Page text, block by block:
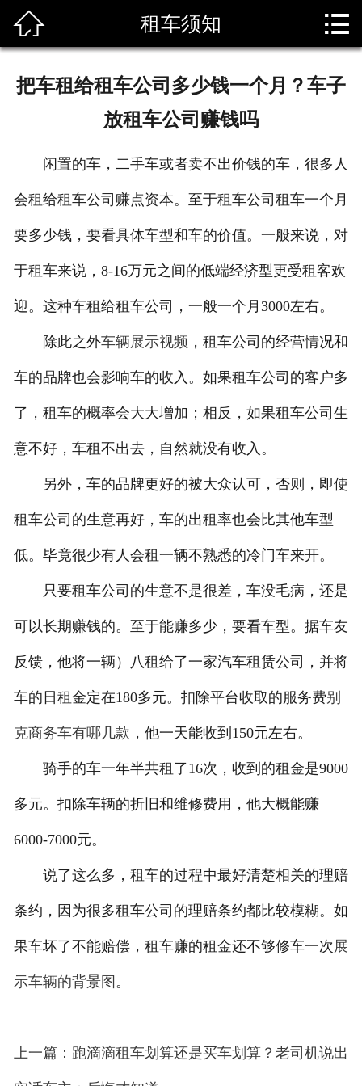
资质荣誉
租车须知
联系我们
我要租车
 租车须知 
把车租给租车公司多少钱一个月？车子
放租车公司赚钱吗
闲置的车，二手车或者卖不出价钱的车，很多人
会租给租车公司赚点资本。至于租车公司租车一个月
要多少钱，要看具体车型和车的价值。一般来说，对
于租车来说，8-16万元之间的低端经济型更受租客欢
迎。这种车租给租车公司，一般一个月3000左右。
除此之外车辆展示视频 ，租车公司的经营情况和
车的品牌也会影响车的收入。如果租车公司的客户多
了，租车的概率会大大增加；相反，如果租车公司生
意不好，车租不出去，自然就没有收入。
另外，车的品牌更好的被大众认可，否则，即使
租车公司的生意再好，车的出租率也会比其他车型
低。毕竟很少有人会租一辆不熟悉的冷门车来开。
只要租车公司的生意不是很差，车没毛病，还是
可以长期赚钱的。至于能赚多少，要看车型。据车友
反馈，他将一辆）八租给了一家汽车租赁公司，并将
车的日租金定在180多元。扣除平台收取的服务费别
克商务车有哪几款 ，他一天能收到150元左右。
骑手的车一年半共租了16次，收到的租金是9000
多元。扣除车辆的折旧和维修费用，他大概能赚
6000-7000元。
说了这么多，租车的过程中最好清楚相关的理赔
条约，因为很多租车公司的理赔条约都比较模糊。如
果车坏了不能赔偿，租车赚的租金还不够修车一次 展
示车辆的背景图 。
上一篇：跑滴滴租车划算还是买车划算？老司机说出